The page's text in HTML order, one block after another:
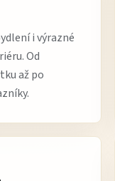
i výrazné
Od
až po